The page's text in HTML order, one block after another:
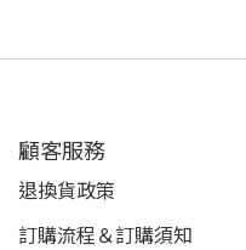
顧客服務
退換貨政策
訂購流程＆訂購須知